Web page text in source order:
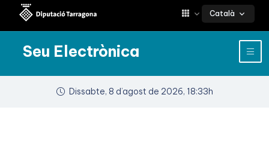
Català
Seu Electrònica
Dissabte, 8 d’agost de 2026, 18:33h